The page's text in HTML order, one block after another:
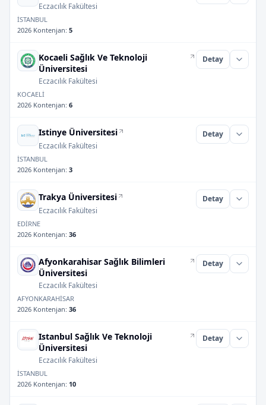
Eczacılık Fakültesi
İSTANBUL
2026 Kontenjan: 5
Kocaeli Sağlık Ve Teknoloji
Üniversitesi
Eczacılık Fakültesi
Detay
KOCAELİ
2026 Kontenjan: 6
Istinye Üniversitesi
Eczacılık Fakültesi
Detay
İSTANBUL
2026 Kontenjan: 3
Trakya Üniversitesi
Eczacılık Fakültesi
Detay
EDİRNE
2026 Kontenjan: 36
Afyonkarahisar Sağlık Bilimleri
Üniversitesi
Eczacılık Fakültesi
Detay
AFYONKARAHİSAR
2026 Kontenjan: 36
Istanbul Sağlık Ve Teknoloji
Üniversitesi
Eczacılık Fakültesi
Detay
İSTANBUL
2026 Kontenjan: 10